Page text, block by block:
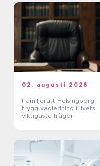
02. augusti 2026
Familjerätt Helsingborg –
trygg vägledning i livets
viktigaste frågor